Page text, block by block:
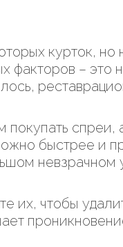
курток,
факторов – это
быстрее и
их, чтобы